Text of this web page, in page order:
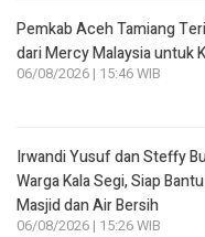
Pemkab Aceh Tamiang
dari Mercy Malaysia untuk
06/08/2026 | 15:46 WIB
Irwandi Yusuf dan Steffy
Warga Kala Segi, Siap
Masjid dan Air Bersih
06/08/2026 | 15:26 WIB